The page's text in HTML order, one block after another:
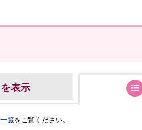
表示
覧をご覧ください。